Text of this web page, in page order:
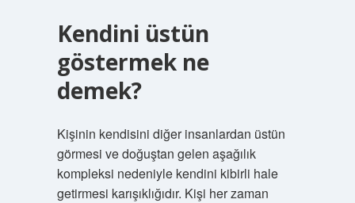
Kendini üstün
göstermek ne
demek?
Kişinin kendisini diğer insanlardan üstün
görmesi ve doğuştan gelen aşağılık
kompleksi nedeniyle kendini kibirli hale
getirmesi karışıklığıdır. Kişi her zaman